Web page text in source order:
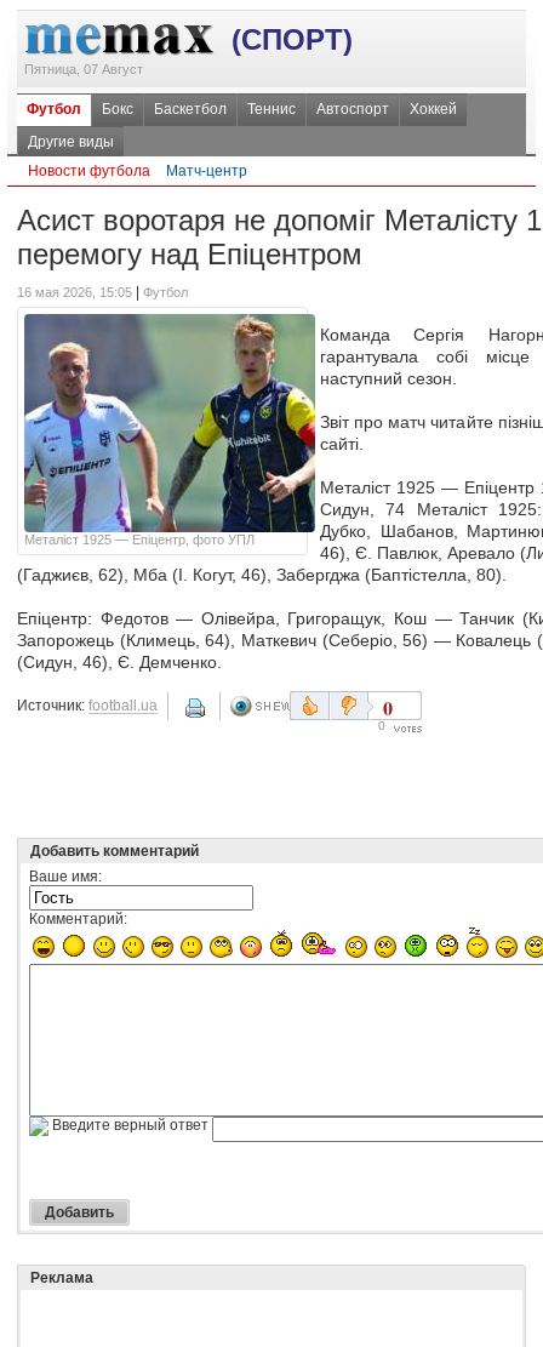
(СПОРТ)
Пятница, 07 Август
Футбол Бокс Баскетбол Теннис Автоспорт
Хоккей
Другие виды
Новости футбола
Матч-центр
Асист воротаря не допоміг Металісту
перемогу над Епіцентром
16 мая 2026, 15:05 Футбол
Металіст 1925 — Епіцентр, фото УПЛ
Команда Сергія
гарантувала собі
наступний сезон.
Звіт про матч читайте
сайті.
Металіст 1925 —
Сидун, 74 Металіст
Дубко, Шабанов,
46), Є. Павлюк, Аревало
(Гаджиєв, 62), Мба (І. Когут, 46), Забергджа (Баптістелла, 80).
Епіцентр: Федотов — Олівейра, Григоращук, Кош — Танчик
Запорожець (Климець, 64), Маткевич (Себеріо, 56) — Ковалець
(Сидун, 46), Є. Демченко.
Источник: football.ua 0
0
Добавить комментарий
Ваше имя:
Комментарий:
Введите верный ответ
Реклама